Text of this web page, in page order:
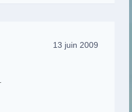
13 juin 2009